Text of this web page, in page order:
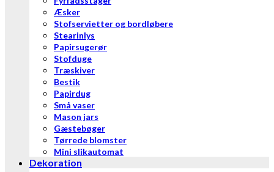
Æsker
Stofservietter og bordløbere
Stearinlys
Papirsugerør
Stofduge
Træskiver
Bestik
Papirdug
Små vaser
Mason jars
Gæstebøger
Tørrede blomster
Mini slikautomat
Dekoration